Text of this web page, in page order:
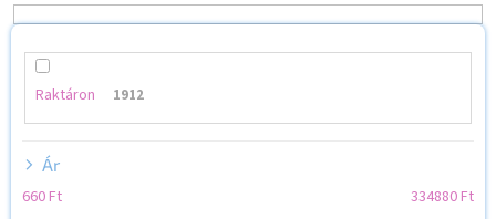
e
Raktáron 1912
Ár
660Ft 334880Ft